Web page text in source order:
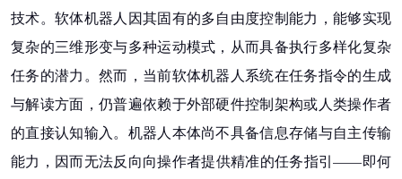
技术。软体机器人因其固有的多自由度控制能力，能够实现
复杂的三维形变与多种运动模式，从而具备执行多样化复杂
任务的潜力。然而，当前软体机器人系统在任务指令的生成
与解读方面，仍普遍依赖于外部硬件控制架构或人类操作者
的直接认知输入。机器人本体尚不具备信息存储与自主传输
能力，因而无法反向向操作者提供精准的任务指引——即何